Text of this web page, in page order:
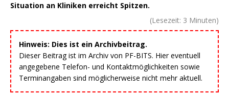
Situation an Kliniken erreicht Spitzen.
(Lesezeit: 3 Minuten)
Hinweis: Dies ist ein Archivbeitrag.
Dieser Beitrag ist im Archiv von PF-BITS. Hier eventuell
angegebene Telefon- und Kontaktmöglichkeiten sowie
Terminangaben sind möglicherweise nicht mehr aktuell.